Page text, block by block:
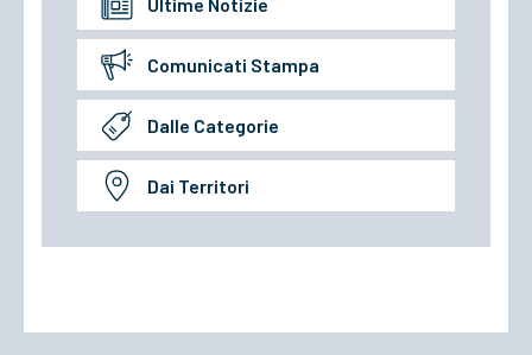
Comunicati Stampa
Dalle Categorie
Dai Territori